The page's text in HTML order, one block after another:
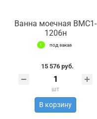
Ванна моечная ВМС1-
1206н
под заказ
15 576 руб.
шт
В корзину